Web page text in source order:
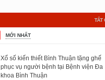
TẤT
MỚI NHẤT
Xổ số kiến thiết Bình Thuận tặng ghế
phục vụ người bệnh tại Bệnh viện Đa
khoa Bình Thuận